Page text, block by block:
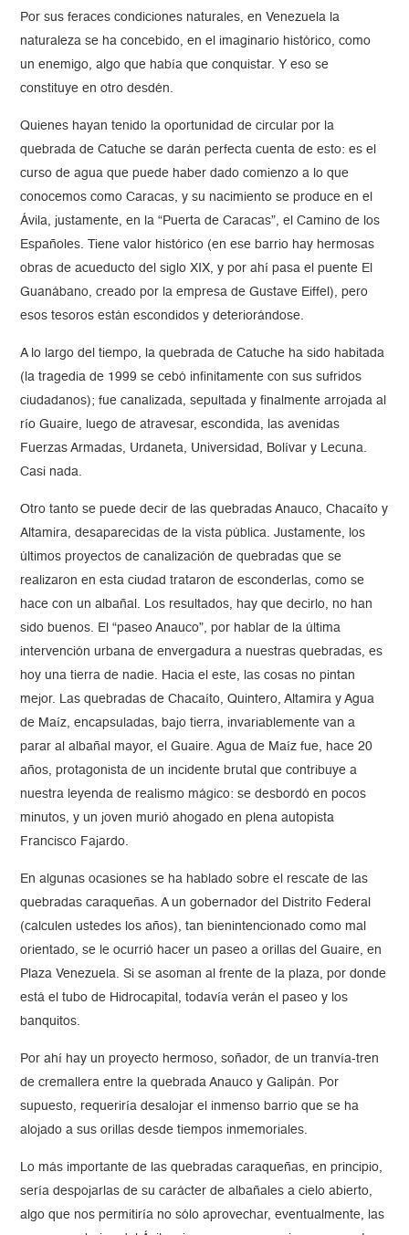
Por sus feraces condiciones naturales, en Venezuela la
naturaleza se ha concebido, en el imaginario histórico, como
un enemigo, algo que había que conquistar. Y eso se
constituye en otro desdén.
Quienes hayan tenido la oportunidad de circular por la
quebrada de Catuche se darán perfecta cuenta de esto: es el
curso de agua que puede haber dado comienzo a lo que
conocemos como Caracas, y su nacimiento se produce en el
Ávila, justamente, en la “Puerta de Caracas”, el Camino de los
Españoles. Tiene valor histórico (en ese barrio hay hermosas
obras de acueducto del siglo XIX, y por ahí pasa el puente El
Guanábano, creado por la empresa de Gustave Eiffel), pero
esos tesoros están escondidos y deteriorándose.
A lo largo del tiempo, la quebrada de Catuche ha sido habitada
(la tragedia de 1999 se cebó infinitamente con sus sufridos
ciudadanos); fue canalizada, sepultada y finalmente arrojada al
río Guaire, luego de atravesar, escondida, las avenidas
Fuerzas Armadas, Urdaneta, Universidad, Bolívar y Lecuna.
Casi nada.
Otro tanto se puede decir de las quebradas Anauco, Chacaíto y
Altamira, desaparecidas de la vista pública. Justamente, los
últimos proyectos de canalización de quebradas que se
realizaron en esta ciudad trataron de esconderlas, como se
hace con un albañal. Los resultados, hay que decirlo, no han
sido buenos. El “paseo Anauco”, por hablar de la última
intervención urbana de envergadura a nuestras quebradas, es
hoy una tierra de nadie. Hacia el este, las cosas no pintan
mejor. Las quebradas de Chacaíto, Quintero, Altamira y Agua
de Maíz, encapsuladas, bajo tierra, invariablemente van a
parar al albañal mayor, el Guaire. Agua de Maíz fue, hace 20
años, protagonista de un incidente brutal que contribuye a
nuestra leyenda de realismo mágico: se desbordó en pocos
minutos, y un joven murió ahogado en plena autopista
Francisco Fajardo.
En algunas ocasiones se ha hablado sobre el rescate de las
quebradas caraqueñas. A un gobernador del Distrito Federal
(calculen ustedes los años), tan bienintencionado como mal
orientado, se le ocurrió hacer un paseo a orillas del Guaire, en
Plaza Venezuela. Si se asoman al frente de la plaza, por donde
está el tubo de Hidrocapital, todavía verán el paseo y los
banquitos.
Por ahí hay un proyecto hermoso, soñador, de un tranvía-tren
de cremallera entre la quebrada Anauco y Galipán. Por
supuesto, requeriría desalojar el inmenso barrio que se ha
alojado a sus orillas desde tiempos inmemoriales.
Lo más importante de las quebradas caraqueñas, en principio,
sería despojarlas de su carácter de albañales a cielo abierto,
algo que nos permitiría no sólo aprovechar, eventualmente, las